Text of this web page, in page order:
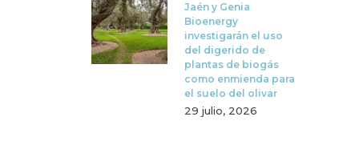
Jaén y Genia
Bioenergy
investigarán el uso
del digerido de
plantas de biogás
como enmienda para
el suelo del olivar
29 julio, 2026